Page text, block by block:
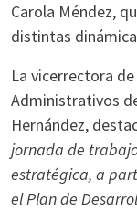
Carola Méndez,
distintas
La vicerrectora
Administrativos
Hernández,
jornada de
estratégica, a
el Plan de